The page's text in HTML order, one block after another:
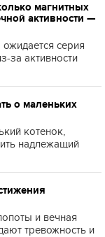
магнитных
активности —
серия
за активности
о маленьких
котенок,
надлежащий
и вечная
тревожность и